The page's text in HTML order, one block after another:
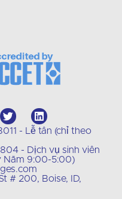
- Lễ tân (chỉ theo
- Dịch vụ sinh viên
Năm 9:00-5:00)
# 200, Boise, ID,